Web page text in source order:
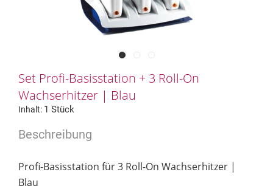
Set Profi-Basisstation + 3 Roll-On
Wachserhitzer | Blau
Inhalt: 1 Stück
Profi-Basisstation für 3 Roll-On Wachserhitzer |
Blau